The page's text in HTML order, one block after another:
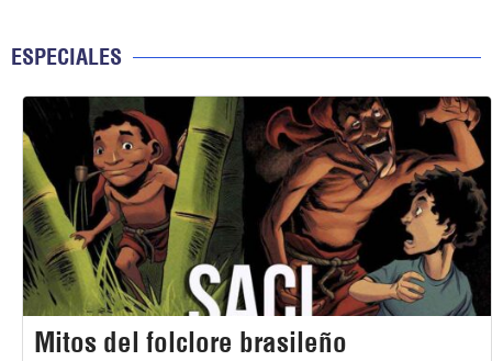
ESPECIALES
Mitos del folclore brasileño